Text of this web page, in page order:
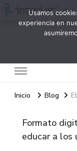
Inicio Blog
Formato
educar a los
Usamos
experiencia en